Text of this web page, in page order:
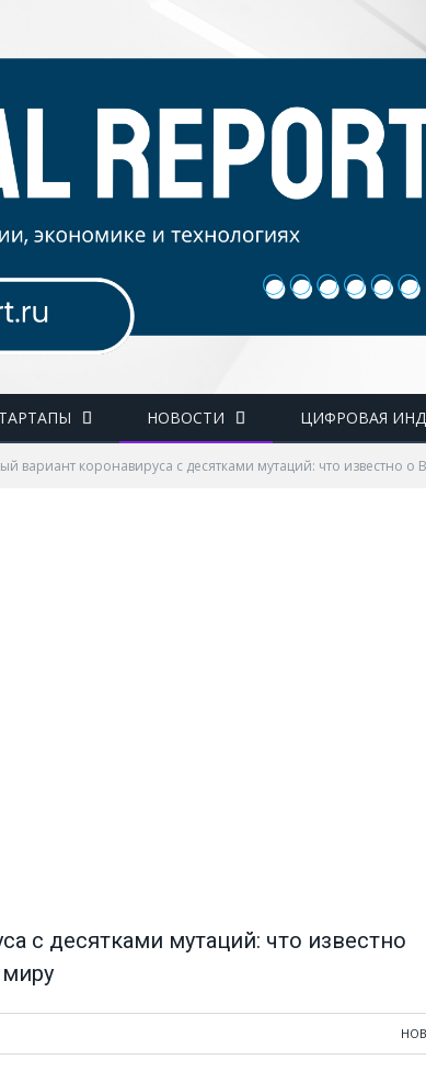
НОВОСТИ ЦИФРОВАЯ
вариант коронавируса с десятками мутаций: что известно о
с десятками мутаций: что известно
миру